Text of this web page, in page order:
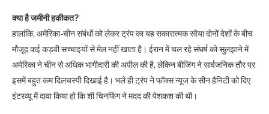
क्या है जमीनी हकीकत?
हालांकि, अमेरिका-चीन संबंधों को लेकर ट्रंप का यह सकारात्मक रवैया दोनों देशों के बीच
मौजूद कई कड़वी सच्चाइयों से मेल नहीं खाता है। ईरान में चल रहे संघर्ष को सुलझाने में
अमेरिका ने चीन से अधिक भागीदारी की अपील की है, लेकिन बीजिंग ने सार्वजनिक तौर पर
इसमें बहुत कम दिलचस्पी दिखाई है। भले ही ट्रंप ने फॉक्स न्यूज के सीन हैनिटी को दिए
इंटरव्यू में दावा किया हो कि शी चिनफिंग ने मदद की पेशकश की थी।